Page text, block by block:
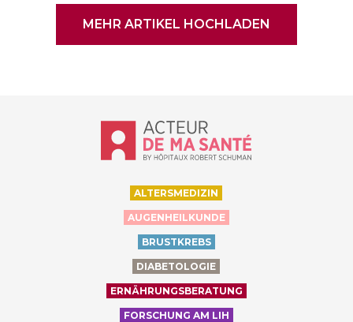
MEHR ARTIKEL HOCHLADEN
Accueil - Acteur de ma santé, by
ALTERSMEDIZIN
AUGENHEILKUNDE
BRUSTKREBS
DIABETOLOGIE
ERNÄHRUNGSBERATUNG
FORSCHUNG AM LIH